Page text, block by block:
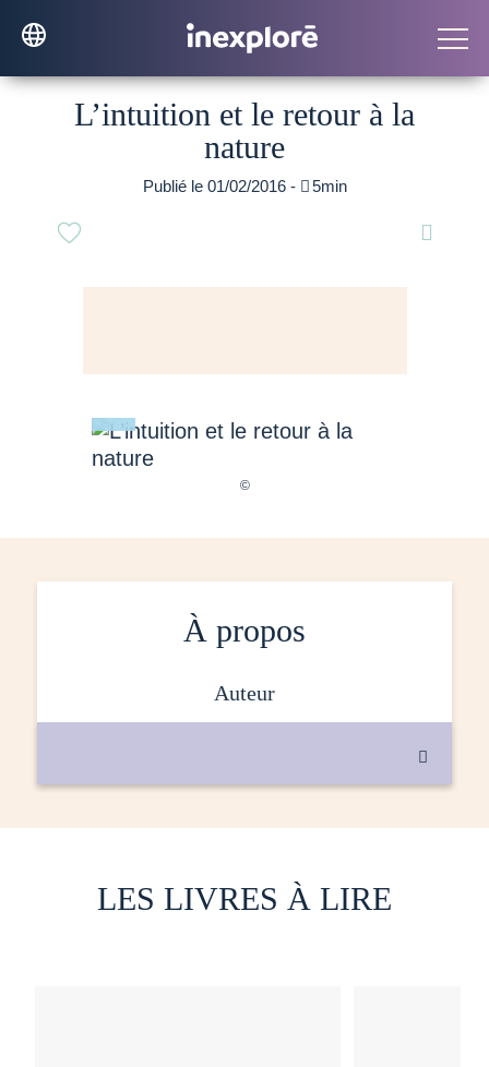
L’intuition et le retour à la
nature
Publié le 01/02/2016 - 5min

À propos
auteur

LES LIVRES À LIRE